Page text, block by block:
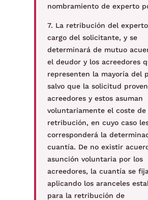
nombramiento de experto
7. La retribución del
cargo del solicitante, y se
determinará de mutuo
el deudor y los acreedores
representen la mayoría del
salvo que la solicitud
acreedores y estos asuman
voluntariamente el coste de
retribución, en cuyo caso
corresponderá la
cuantía. De no existir
asunción voluntaria por los
acreedores, la cuantía se
aplicando los aranceles
para la retribución de